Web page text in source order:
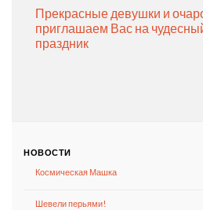
Прекрасные девушки и
приглашаем Вас на
праздник
НОВОСТИ
Космическая Машка
Шевели перьями!